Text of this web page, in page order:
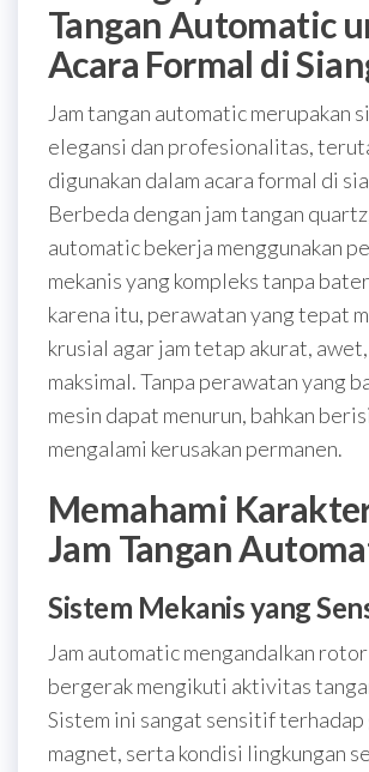
Tangan Automatic
Acara Formal di
Jam tangan automatic merupakan
elegansi dan profesionalitas,
digunakan dalam acara formal di
Berbeda dengan jam tangan
automatic bekerja menggunakan
mekanis yang kompleks tanpa
karena itu, perawatan yang tepat
krusial agar jam tetap akurat,
maksimal. Tanpa perawatan yang
mesin dapat menurun, bahkan
mengalami kerusakan permanen.
Memahami
Jam Tangan
Sistem Mekanis yang
Jam automatic mengandalkan
bergerak mengikuti aktivitas
Sistem ini sangat sensitif terhadap
magnet, serta kondisi lingkungan